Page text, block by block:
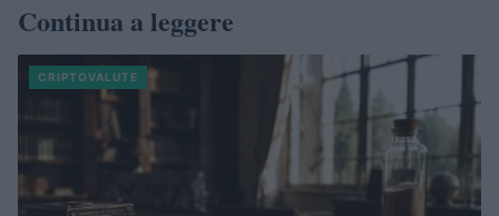
Continua a leggere
CRIPTOVALUTE